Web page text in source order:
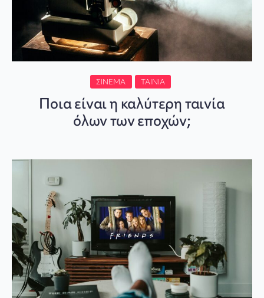
ΣΙΝΕΜΆ ΤΑΙΝΊΑ
Ποια είναι η καλύτερη ταινία
όλων των εποχών;